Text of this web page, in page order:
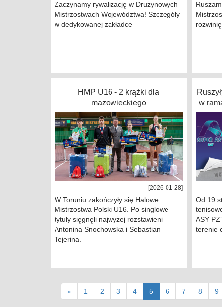
Zaczynamy rywalizację w Drużynowych
Mistrzostwach Województwa! Szczegóły
w dedykowanej zakładce
HMP U16 - 2 krążki dla
mazowieckiego
[2026-01-28]
W Toruniu zakończyły się Halowe
Mistrzostwa Polski U16. Po singlowe
tytuły sięgnęli najwyżej rozstawieni
Antonina Snochowska i Sebastian
Tejerina.
w
Od 19
ASY
terenie
« 1 2 3 4 5(current)
6 7 8 9